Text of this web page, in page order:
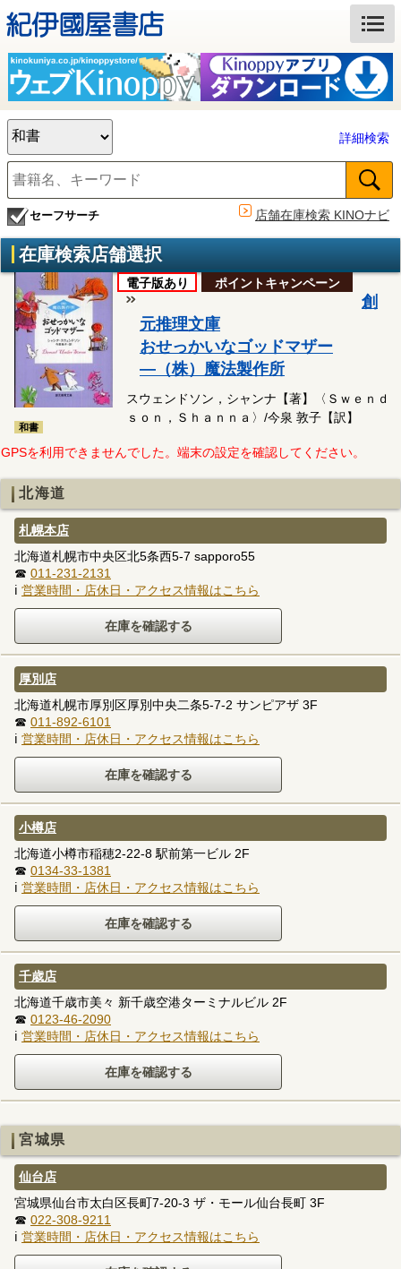
詳細検索
セーフサーチ 店舗在庫検索 KINOナビ
在庫検索店舗選択
和書
電子版あり ポイントキャンペーン
創
元推理文庫
おせっかいなゴッドマザー
―（株）魔法製作所
スウェンドソン，シャンナ【著】〈Ｓｗｅｎｄ
ｓｏｎ，Ｓｈａｎｎａ〉/今泉 敦子【訳】
GPSを利用できませんでした。端末の設定を確認してください。
北海道
札幌本店
北海道札幌市中央区北5条西5-7 sapporo55
☎ 011-231-2131
ℹ 営業時間・店休日・アクセス情報はこちら
厚別店
北海道札幌市厚別区厚別中央二条5-7-2 サンピアザ 3F
☎ 011-892-6101
ℹ 営業時間・店休日・アクセス情報はこちら
小樽店
北海道小樽市稲穂2-22-8 駅前第一ビル 2F
☎ 0134-33-1381
ℹ 営業時間・店休日・アクセス情報はこちら
千歳店
北海道千歳市美々 新千歳空港ターミナルビル 2F
☎ 0123-46-2090
ℹ 営業時間・店休日・アクセス情報はこちら
宮城県
仙台店
宮城県仙台市太白区長町7-20-3 ザ・モール仙台長町 3F
☎ 022-308-9211
ℹ 営業時間・店休日・アクセス情報はこちら